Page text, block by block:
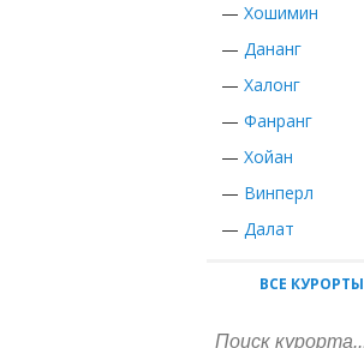
— Хошимин
— Дананг
— Халонг
— Фанранг
— Хойан
— Винперл
— Далат
ВСЕ КУРОРТЫ